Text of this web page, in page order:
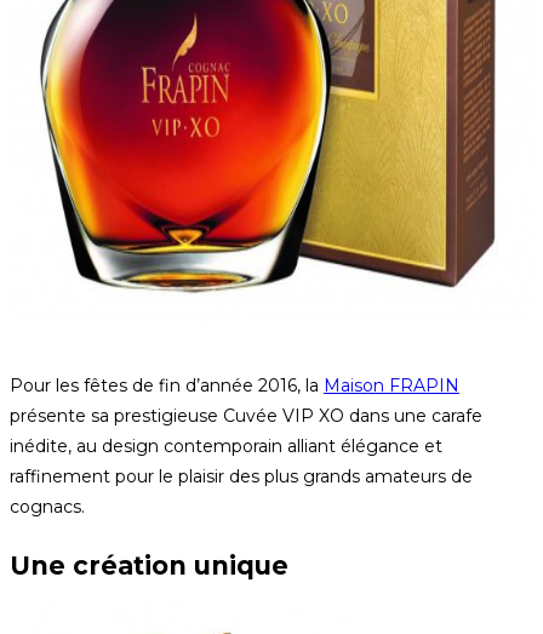
Pour les fêtes de fin d’année 2016, la Maison FRAPIN
présente sa prestigieuse Cuvée VIP XO dans une carafe
inédite, au design contemporain alliant élégance et
raffinement pour le plaisir des plus grands amateurs de
cognacs.
Une création unique